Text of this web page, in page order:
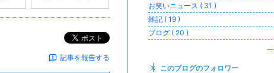
ポスト
記事を報告する
お笑いニュース ( 31 )
雑記 ( 19 )
ブログ ( 20 )
このブログのフォロワー